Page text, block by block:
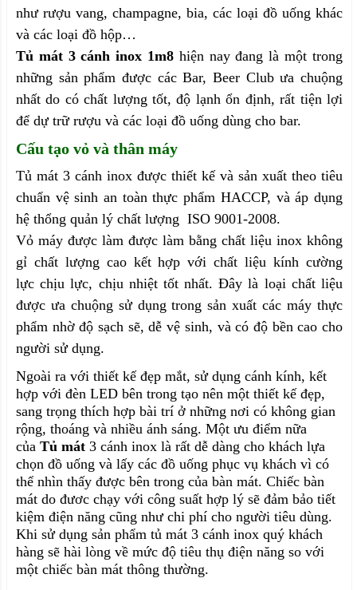
như rượu vang, champagne, bia, các loại đồ uống khác
và các loại đồ hộp…
Tủ mát 3 cánh inox 1m8hiện nay đang là một trong
những sản phẩm được các Bar, Beer Club ưa chuộng
nhất do có chất lượng tốt, độ lạnh ổn định, rất tiện lợi
để dự trữ rượu và các loại đồ uống dùng cho bar.
Cấu tạo vỏ và thân máy
Tủ mát 3 cánh inox được thiết kế và sản xuất theo tiêu
chuẩn vệ sinh an toàn thực phẩm HACCP, và áp dụng
hệ thổng quản lý chất lượng ISO 9001-2008.
Vỏ máy được làm được làm bằng chất liệu inox không
gỉ chất lượng cao kết hợp với chất liệu kính cường
lực chịu lực, chịu nhiệt tốt nhất. Đây là loại chất liệu
được ưa chuộng sử dụng trong sản xuất các máy thực
phẩm nhờ độ sạch sẽ, dễ vệ sinh, và có độ bền cao cho
người sử dụng.
Ngoài ra với thiết kế đẹp mắt, sử dụng cánh kính, kết
hợp với đèn LED bên trong tạo nên một thiết kế đẹp,
sang trọng thích hợp bài trí ở những nơi có không gian
rộng, thoáng và nhiều ánh sáng. Một ưu điểm nữa
của Tủ mát3 cánh inoxlà rất dễ dàng cho khách lựa
chọn đồ uống và lấy các đồ uống phục vụ khách vì có
thể nhìn thấy được bên trong của bàn mát. Chiếc bàn
mát do đươc chạy với công suất hợp lý sẽ đảm bảo tiết
kiệm điện năng cũng như chi phí cho người tiêu dùng.
Khi sử dụng sản phẩm tủ mát 3 cánh inox quý khách
hàng sẽ hài lòng về mức độ tiêu thụ điện năng so với
một chiếc bàn mát thông thường.